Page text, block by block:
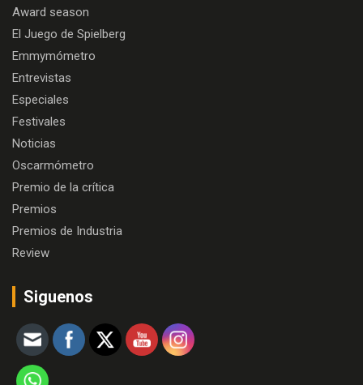
Award season
El Juego de Spielberg
Emmymómetro
Entrevistas
Especiales
Festivales
Noticias
Oscarmómetro
Premio de la crítica
Premios
Premios de Industria
Review
Siguenos